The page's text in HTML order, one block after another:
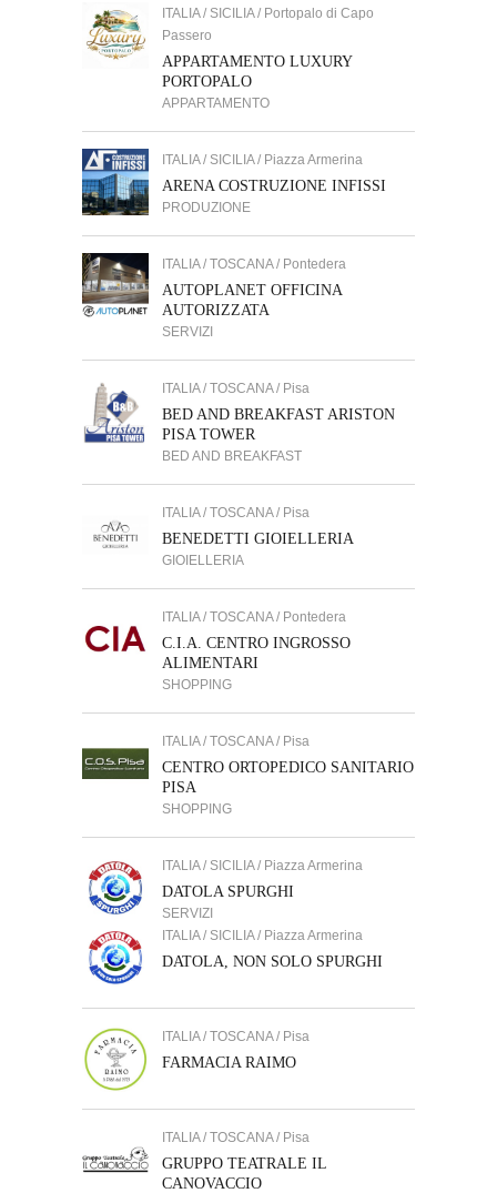
ITALIA / SICILIA / Portopalo di Capo
Passero
APPARTAMENTO LUXURY
PORTOPALO
APPARTAMENTO
ITALIA / SICILIA / Piazza Armerina
ARENA COSTRUZIONE INFISSI
PRODUZIONE
ITALIA / TOSCANA / Pontedera
AUTOPLANET OFFICINA
AUTORIZZATA
SERVIZI
ITALIA / TOSCANA / Pisa
BED AND BREAKFAST ARISTON
PISA TOWER
BED AND BREAKFAST
ITALIA / TOSCANA / Pisa
BENEDETTI GIOIELLERIA
GIOIELLERIA
ITALIA / TOSCANA / Pontedera
C.I.A. CENTRO INGROSSO
ALIMENTARI
SHOPPING
ITALIA / TOSCANA / Pisa
CENTRO ORTOPEDICO SANITARIO
PISA
SHOPPING
ITALIA / SICILIA / Piazza Armerina
DATOLA SPURGHI
SERVIZI
ITALIA / SICILIA / Piazza Armerina
DATOLA, NON SOLO SPURGHI
ITALIA / TOSCANA / Pisa
FARMACIA RAIMO
ITALIA / TOSCANA / Pisa
GRUPPO TEATRALE IL
CANOVACCIO